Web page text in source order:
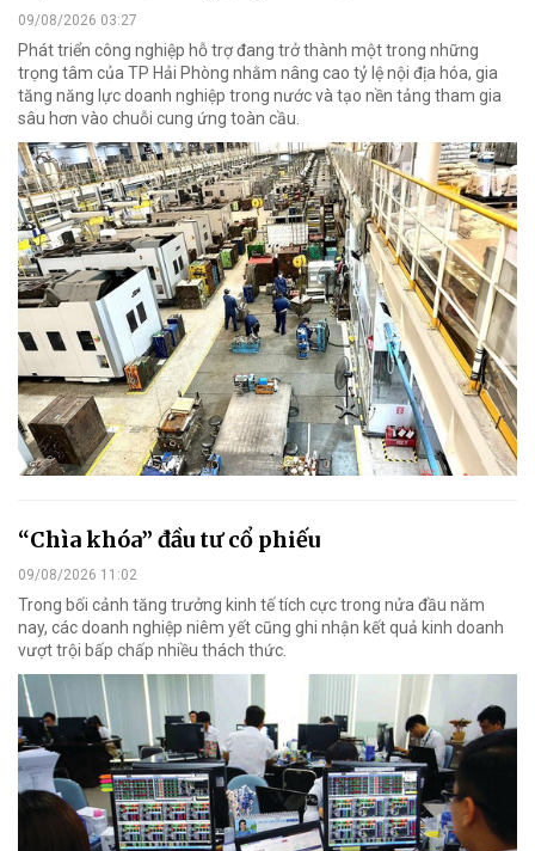
09/08/2026 03:27
Phát triển công nghiệp hỗ trợ đang trở thành một trong những
trọng tâm của TP Hải Phòng nhằm nâng cao tỷ lệ nội địa hóa, gia
tăng năng lực doanh nghiệp trong nước và tạo nền tảng tham gia
sâu hơn vào chuỗi cung ứng toàn cầu.
“Chìa khóa” đầu tư cổ phiếu
09/08/2026 11:02
Trong bối cảnh tăng trưởng kinh tế tích cực trong nửa đầu năm
nay, các doanh nghiệp niêm yết cũng ghi nhận kết quả kinh doanh
vượt trội bấp chấp nhiều thách thức.